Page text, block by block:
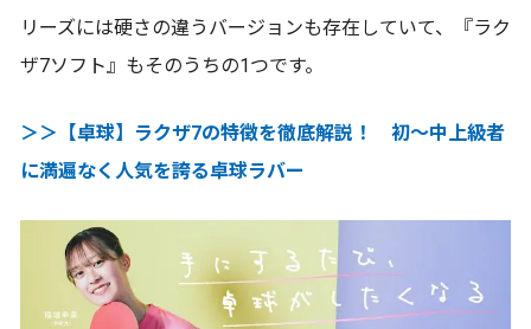
リーズには硬さの違うバージョンも存在していて、『ラク
ザ7ソフト』もそのうちの1つです。
＞＞【卓球】ラクザ7の特徴を徹底解説！ 初～中上級者
に満遍なく人気を誇る卓球ラバー